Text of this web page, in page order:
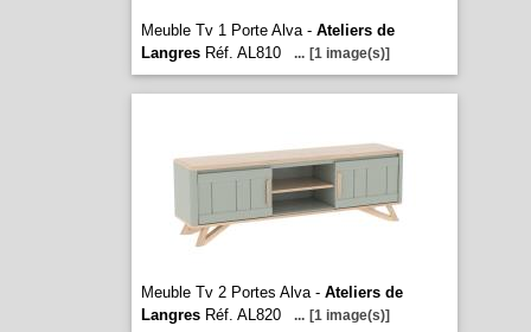
Meuble Tv 1 Porte Alva - Ateliers de
LangresRéf. AL810 ... [1 image(s)]
Meuble Tv 2 Portes Alva - Ateliers de
LangresRéf. AL820 ... [1 image(s)]